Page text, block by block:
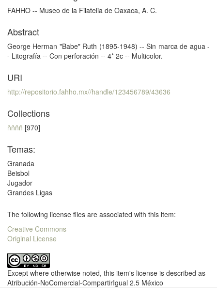
FAHHO -- Museo de la Filatelia de Oaxaca, A. C.
Abstract
George Herman "Babe" Ruth (1895-1948) -- Sin marca de agua -
- Litografía -- Con perforación -- 4* 2c -- Multicolor.
URI
http://repositorio.fahho.mx//handle/123456789/43636
Collections
ññññ [970]
Temas:
Granada
Beisbol
Jugador
Grandes Ligas
The following license files are associated with this item:
Creative Commons
Original License
Except where otherwise noted, this item's license is described as
Atribución-NoComercial-CompartirIgual 2.5 México